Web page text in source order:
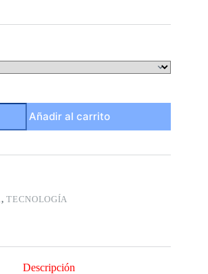
Añadir al carrito
,TECNOLOGÍA
Descripción